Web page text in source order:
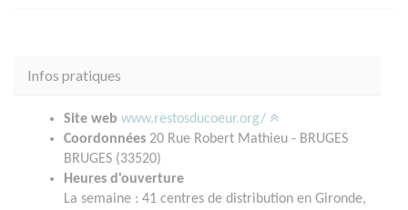
Infos pratiques
Site web www.restosducoeur.org/
Coordonnées 20 Rue Robert Mathieu - BRUGES
BRUGES (33520)
Heures d'ouverture
La semaine : 41 centres de distribution en Gironde,